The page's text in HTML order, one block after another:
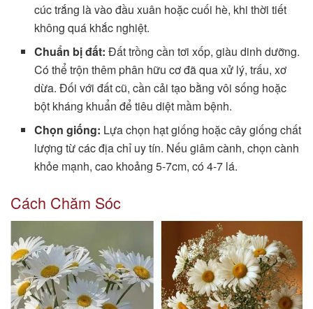
cúc trắng là vào đầu xuân hoặc cuối hè, khi thời tiết
không quá khắc nghiệt.
Chuẩn bị đất: Đất trồng cần tơi xốp, giàu dinh dưỡng.
Có thể trộn thêm phân hữu cơ đã qua xử lý, trấu, xơ
dừa. Đối với đất cũ, cần cải tạo bằng vôi sống hoặc
bột kháng khuẩn để tiêu diệt mầm bệnh.
Chọn giống: Lựa chọn hạt giống hoặc cây giống chất
lượng từ các địa chỉ uy tín. Nếu giâm cành, chọn cành
khỏe mạnh, cao khoảng 5-7cm, có 4-7 lá.
Cách Chăm Sóc